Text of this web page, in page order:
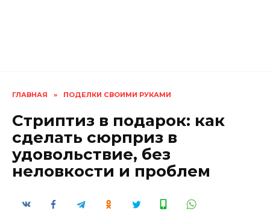
ГЛАВНАЯ » ПОДЕЛКИ СВОИМИ РУКАМИ
Стриптиз в подарок: как
сделать сюрприз в
удовольствие, без
неловкости и проблем